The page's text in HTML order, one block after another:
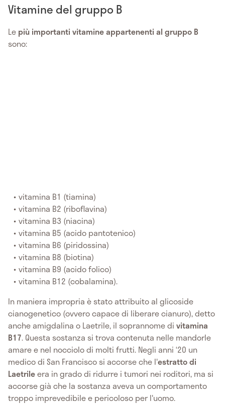
Vitamine del gruppo B
Le più importanti vitamine appartenenti al gruppo B
sono:
vitamina B1 (tiamina)
vitamina B2 (riboflavina)
vitamina B3 (niacina)
vitamina B5 (acido pantotenico)
vitamina B6 (piridossina)
vitamina B8 (biotina)
vitamina B9 (acido folico)
vitamina B12 (cobalamina).
In maniera impropria è stato attribuito al glicoside
cianogenetico (ovvero capace di liberare cianuro), detto
anche amigdalina o Laetrile, il soprannome di vitamina
B17. Questa sostanza si trova contenuta nelle mandorle
amare e nel nocciolo di molti frutti. Negli anni ‘20 un
medico di San Francisco si accorse che l'estratto di
Laetrileera in grado di ridurre i tumori nei roditori, ma si
accorse già che la sostanza aveva un comportamento
troppo imprevedibile e pericoloso per l'uomo.